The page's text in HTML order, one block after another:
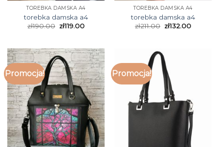
TOREBKA DAMSKA A4
torebka damska a4
zł190.00 zł119.00
TOREBKA DAMSKA A4
torebka damska a4
zł211.00 zł132.00
Promocja! Promocja!